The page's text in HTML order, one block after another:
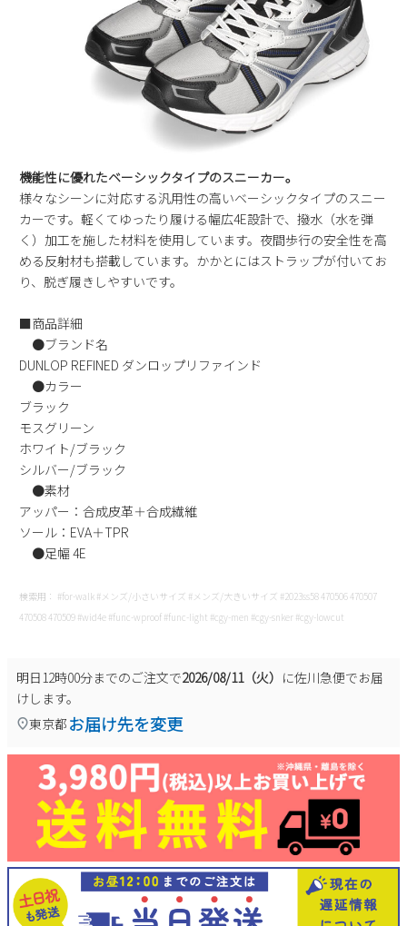
機能性に優れたベーシックタイプのスニーカー。
様々なシーンに対応する汎用性の高いベーシックタイプのスニー
カーです。軽くてゆったり履ける幅広4E設計で、撥水（水を弾
く）加工を施した材料を使用しています。夜間歩行の安全性を高
める反射材も搭載しています。かかとにはストラップが付いてお
り、脱ぎ履きしやすいです。
■商品詳細
●ブランド名
DUNLOP REFINED ダンロップリファインド
●カラー
ブラック
モスグリーン
ホワイト/ブラック
シルバー/ブラック
●素材
アッパー：合成皮革＋合成繊維
ソール：EVA＋TPR
●足幅 4E
検索用： #for-walk #メンズ/小さいサイズ #メンズ/大きいサイズ #2023ss58 470506 470507
470508 470509 #wid4e #func-wproof #func-light #cgy-men #cgy-snker #cgy-lowcut
明日12時00分までのご注文で2026/08/11（火） に佐川急便でお届
けします。
東京都 お届け先を変更